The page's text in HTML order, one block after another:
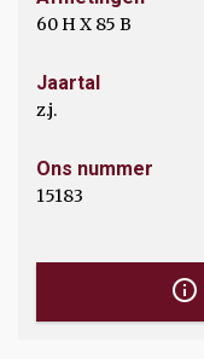
60 H X 85 B
Jaartal
z.j.
Ons nummer
15183